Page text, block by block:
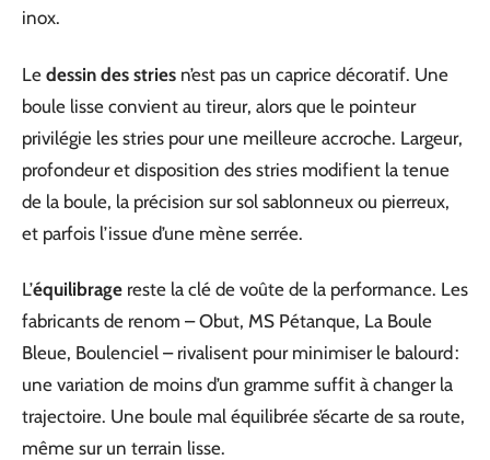
inox.
Le dessin des stries n’est pas un caprice décoratif. Une
boule lisse convient au tireur, alors que le pointeur
privilégie les stries pour une meilleure accroche. Largeur,
profondeur et disposition des stries modifient la tenue
de la boule, la précision sur sol sablonneux ou pierreux,
et parfois l’issue d’une mène serrée.
L’équilibrage reste la clé de voûte de la performance. Les
fabricants de renom – Obut, MS Pétanque, La Boule
Bleue, Boulenciel – rivalisent pour minimiser le balourd :
une variation de moins d’un gramme suffit à changer la
trajectoire. Une boule mal équilibrée s’écarte de sa route,
même sur un terrain lisse.